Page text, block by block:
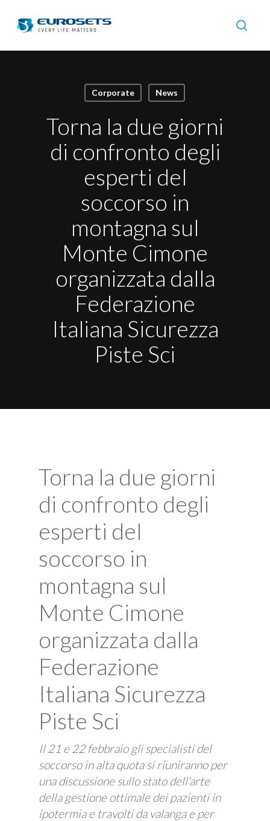
content
Corporate News
Torna la due giorni
di confronto degli
esperti del
soccorso in
montagna sul
Monte Cimone
organizzata dalla
Federazione
Italiana Sicurezza
Piste Sci
Torna la due giorni
di confronto degli
esperti del
soccorso in
montagna sul
Monte Cimone
organizzata dalla
Federazione
Italiana Sicurezza
Piste Sci
Il 21 e 22 febbraio gli specialisti del
soccorso in alta quota si riuniranno per
una discussione sullo stato dell’arte
della gestione ottimale dei pazienti in
ipotermia e travolti da valanga e per